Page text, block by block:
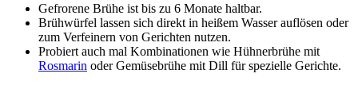
Gefrorene Brühe ist bis zu 6 Monate haltbar.
Brühwürfel lassen sich direkt in heißem Wasser auflösen oder
zum Verfeinern von Gerichten nutzen.
Probiert auch mal Kombinationen wie Hühnerbrühe mit
Rosmarin oder Gemüsebrühe mit Dill für spezielle Gerichte.